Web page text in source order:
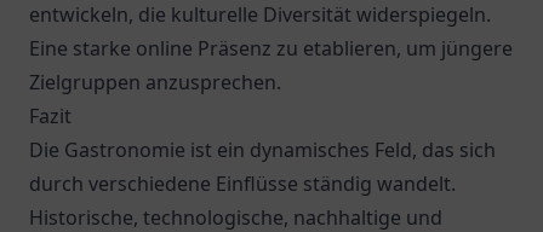
entwickeln, die kulturelle Diversität widerspiegeln.
Eine starke online Präsenz zu etablieren, um jüngere
Zielgruppen anzusprechen.
Fazit
Die Gastronomie ist ein dynamisches Feld, das sich
durch verschiedene Einflüsse ständig wandelt.
Historische, technologische, nachhaltige und